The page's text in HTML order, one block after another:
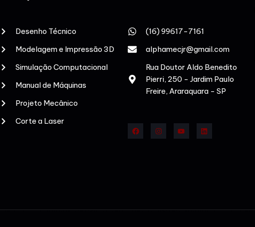
Desenho Técnico
Modelagem e Impressão 3D
Simulação Computacional
Manual de Máquinas
Projeto Mecânico
Corte a Laser
(16) 99617-7161
alphamecjr@gmail.com
Rua Doutor Aldo Benedito
Pierri, 250 - Jardim Paulo
Freire, Araraquara - SP